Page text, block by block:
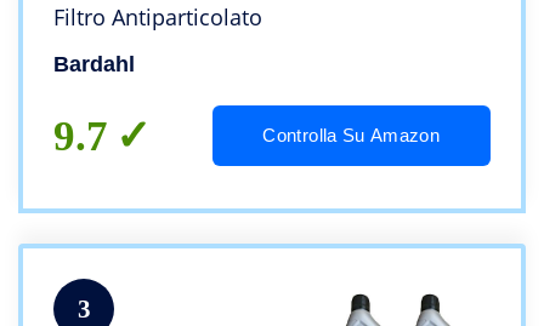
Filtro Antiparticolato
Bardahl
9.7 Controlla Su Amazon
3